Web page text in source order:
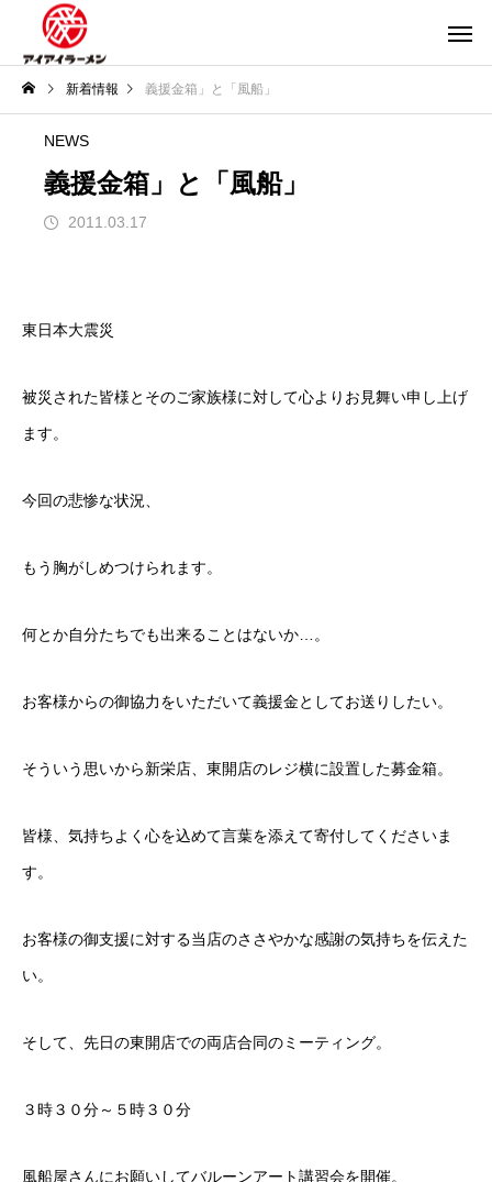
新着情報 義援金箱」と「風船」
NEWS
義援金箱」と「風船」
2011.03.17
東日本大震災
被災された皆様とそのご家族様に対して心よりお見舞い申し上げ
ます。
今回の悲惨な状況、
もう胸がしめつけられます。
何とか自分たちでも出来ることはないか…。
お客様からの御協力をいただいて義援金としてお送りしたい。
そういう思いから新栄店、東開店のレジ横に設置した募金箱。
皆様、気持ちよく心を込めて言葉を添えて寄付してくださいま
す。
お客様の御支援に対する当店のささやかな感謝の気持ちを伝えた
い。
そして、先日の東開店での両店合同のミーティング。
３時３０分～５時３０分
風船屋さんにお願いしてバルーンアート講習会を開催。